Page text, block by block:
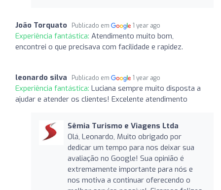
João Torquato Publicado em 1 year ago
Experiência fantástica: Atendimento muito bom,
encontrei o que precisava com facilidade e rapidez.
leonardo silva Publicado em 1 year ago
Experiência fantástica: Luciana sempre muito disposta a
ajudar e atender os clientes! Excelente atendimento
Sêmia Turismo e Viagens Ltda
Olá, Leonardo, Muito obrigado por
dedicar um tempo para nos deixar sua
avaliação no Google! Sua opinião é
extremamente importante para nós e
nos motiva a continuar oferecendo o